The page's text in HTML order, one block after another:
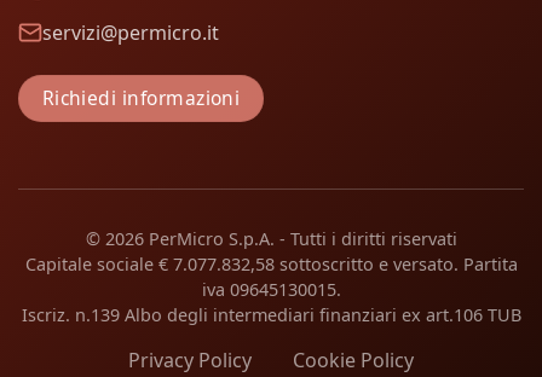
servizi@permicro.it
Richiedi informazioni
© 2026 PerMicro S.p.A. - Tutti i diritti riservati
Capitale sociale € 7.077.832,58 sottoscritto e versato. Partita
iva 09645130015.
Iscriz. n.139 Albo degli intermediari finanziari ex art.106 TUB
Privacy Policy Cookie Policy